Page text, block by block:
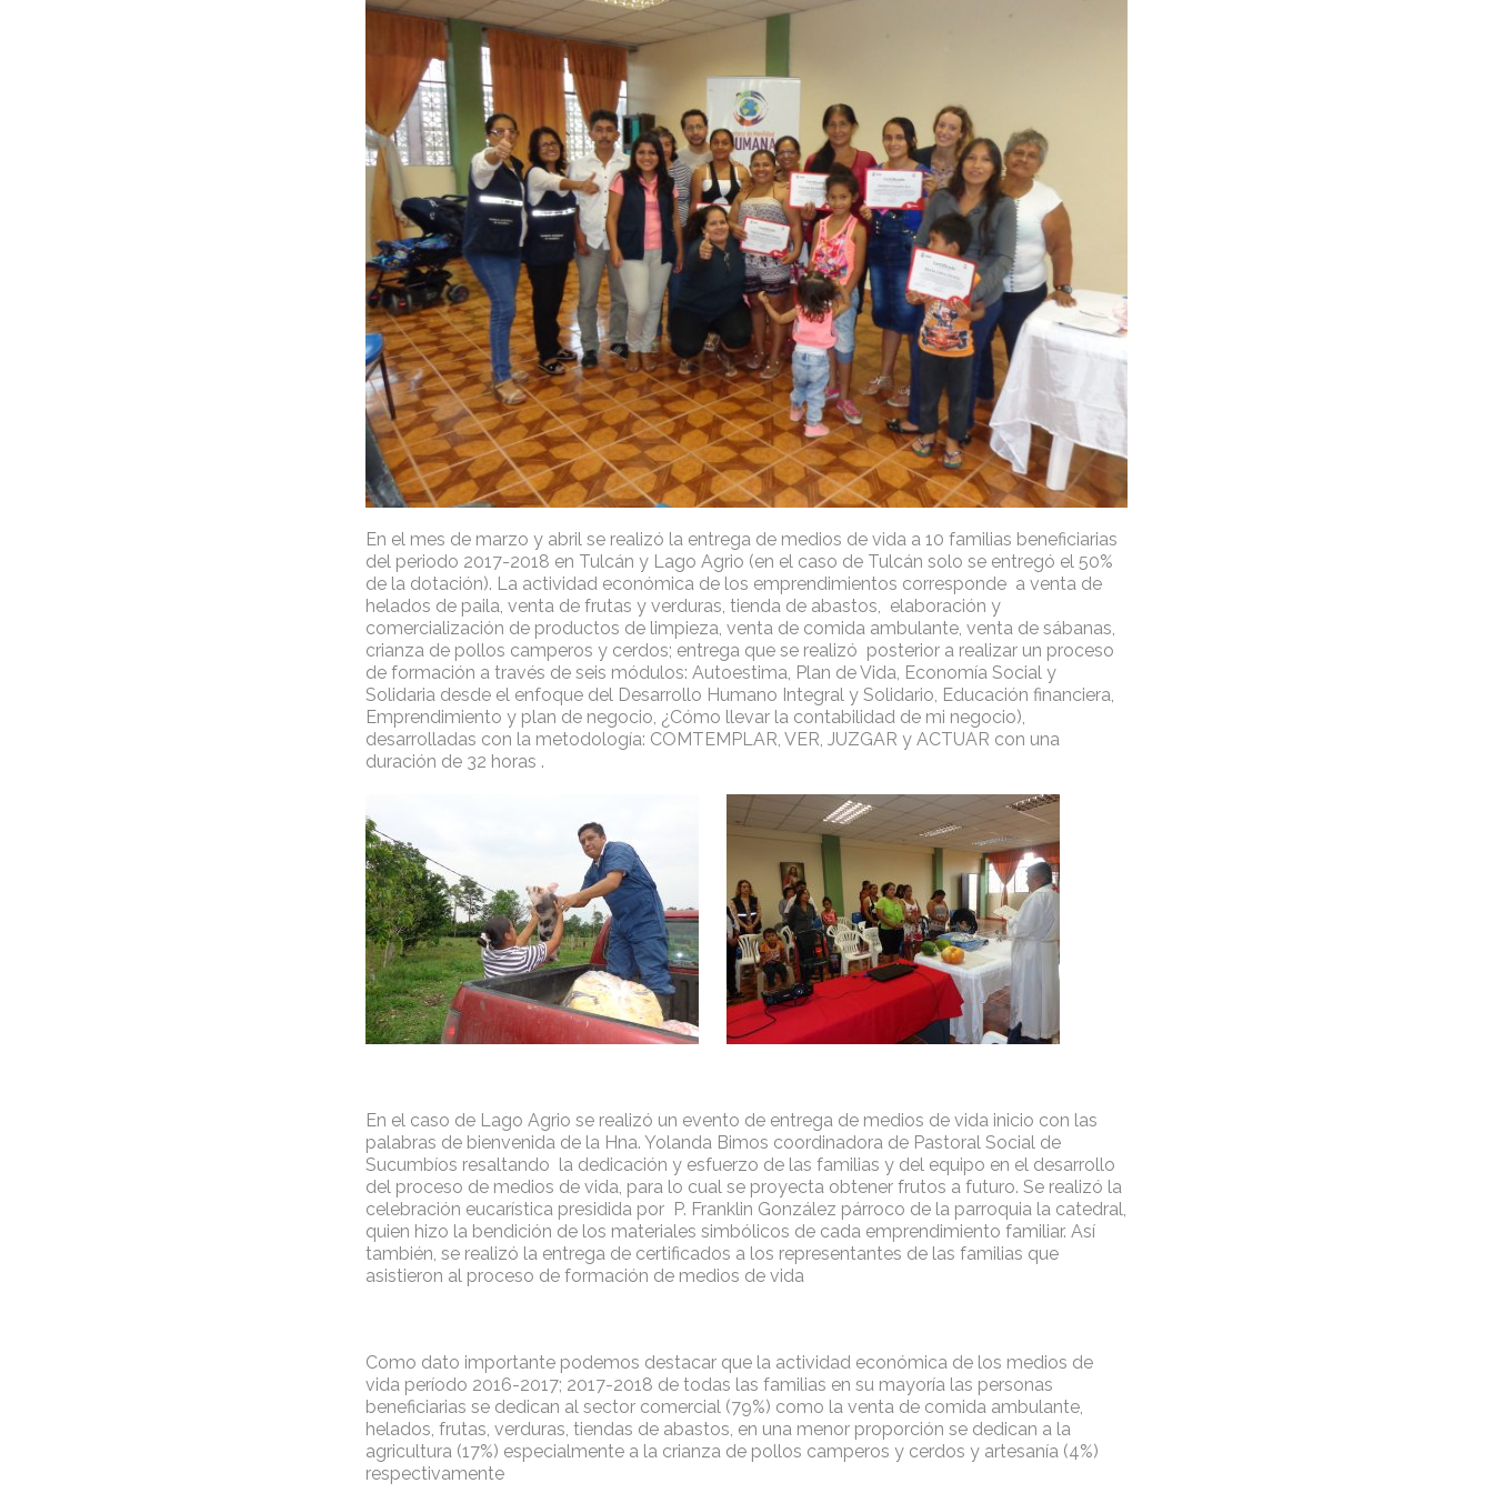
En el mes de marzo y abril se realizó la entrega de medios de vida a 10 familias beneficiarias
del periodo 2017-2018 en Tulcán y Lago Agrio (en el caso de Tulcán solo se entregó el 50%
de la dotación). La actividad económica de los emprendimientos corresponde a venta de
helados de paila, venta de frutas y verduras, tienda de abastos, elaboración y
comercialización de productos de limpieza, venta de comida ambulante, venta de sábanas,
crianza de pollos camperos y cerdos; entrega que se realizó posterior a realizar un proceso
de formación a través de seis módulos: Autoestima, Plan de Vida, Economía Social y
Solidaria desde el enfoque del Desarrollo Humano Integral y Solidario, Educación financiera,
Emprendimiento y plan de negocio, ¿Cómo llevar la contabilidad de mi negocio),
desarrolladas con la metodología: COMTEMPLAR, VER, JUZGAR y ACTUAR con una
duración de 32 horas .
En el caso de Lago Agrio se realizó un evento de entrega de medios de vida inicio con las
palabras de bienvenida de la Hna. Yolanda Bimos coordinadora de Pastoral Social de
Sucumbíos resaltando la dedicación y esfuerzo de las familias y del equipo en el desarrollo
del proceso de medios de vida, para lo cual se proyecta obtener frutos a futuro. Se realizó la
celebración eucarística presidida por P. Franklin González párroco de la parroquia la catedral,
quien hizo la bendición de los materiales simbólicos de cada emprendimiento familiar. Así
también, se realizó la entrega de certificados a los representantes de las familias que
asistieron al proceso de formación de medios de vida
Como dato importante podemos destacar que la actividad económica de los medios de
vida período 2016-2017; 2017-2018 de todas las familias en su mayoría las personas
beneficiarias se dedican al sector comercial (79%) como la venta de comida ambulante,
helados, frutas, verduras, tiendas de abastos, en una menor proporción se dedican a la
agricultura (17%) especialmente a la crianza de pollos camperos y cerdos y artesanía (4%)
respectivamente